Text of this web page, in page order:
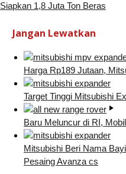
Siapkan 1,8 Juta Ton Beras
Jangan Lewatkan
Harga Rp189 Jutaan,
Target Tinggi Mitsubishi
Baru Meluncur di RI,
Mitsubishi Beri Nama
Pesaing Avanza cs